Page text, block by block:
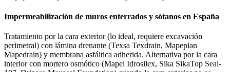
Impermeabilización de muros enterrados y sótanos en España
Tratamiento por la cara exterior (lo ideal, requiere excavación
perimetral) con lámina drenante (Texsa Texdrain, Mapeplan
Mapedrain) y membrana asfáltica adherida. Alternativa por la cara
interior con mortero osmótico (Mapei Idrosilex, Sika SikaTop Seal-